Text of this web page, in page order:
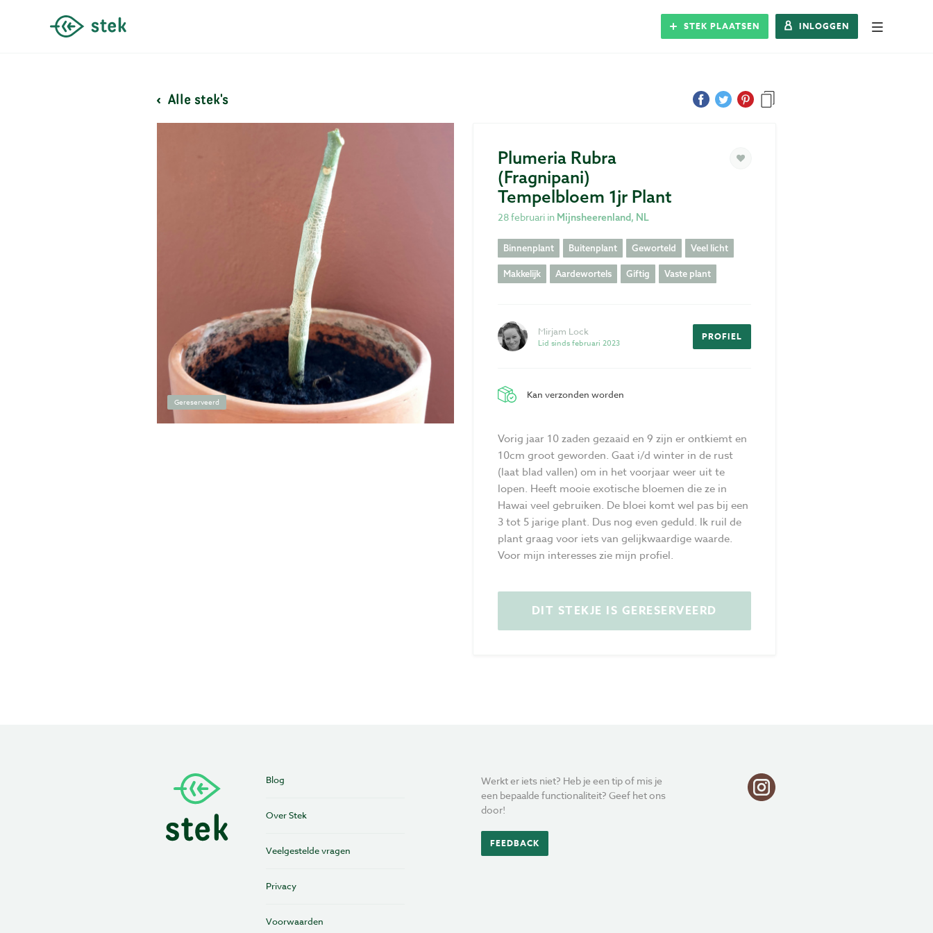
STEK PLAATSEN INLOGGEN
Over Stek
Privacy
Alle stek's
Gereserveerd
Plumeria Rubra
(fragnipani)
Tempelbloem 1jr Plant
28 februari in Mijnsheerenland, NL
Binnenplant Buitenplant Geworteld Veel licht
Makkelijk Aardewortels Giftig Vaste plant
Mirjam Lock
Lid sinds februari 2023
PROFIEL
Kan verzonden worden
Vorig jaar 10 zaden gezaaid en 9 zijn er ontkiemt en
10cm groot geworden. Gaat i/d winter in de rust
(laat blad vallen) om in het voorjaar weer uit te
lopen. Heeft mooie exotische bloemen die ze in
Hawai veel gebruiken. De bloei komt wel pas bij een
3 tot 5 jarige plant. Dus nog even geduld. Ik ruil de
plant graag voor iets van gelijkwaardige waarde.
Voor mijn interesses zie mijn profiel.
DIT STEKJE IS GERESERVEERD
Blog
Over Stek
Veelgestelde vragen
Privacy
Voorwaarden
Werkt er iets niet? Heb je een tip of mis je
een bepaalde functionaliteit? Geef het ons
door!
FEEDBACK